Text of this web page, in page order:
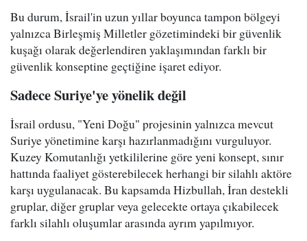
Bu durum, İsrail'in uzun yıllar boyunca tampon bölgeyi
yalnızca Birleşmiş Milletler gözetimindeki bir güvenlik
kuşağı olarak değerlendiren yaklaşımından farklı bir
güvenlik konseptine geçtiğine işaret ediyor.
Sadece Suriye'ye yönelik değil
İsrail ordusu, "Yeni Doğu" projesinin yalnızca mevcut
Suriye yönetimine karşı hazırlanmadığını vurguluyor.
Kuzey Komutanlığı yetkililerine göre yeni konsept, sınır
hattında faaliyet gösterebilecek herhangi bir silahlı aktöre
karşı uygulanacak. Bu kapsamda Hizbullah, İran destekli
gruplar, diğer gruplar veya gelecekte ortaya çıkabilecek
farklı silahlı oluşumlar arasında ayrım yapılmıyor.